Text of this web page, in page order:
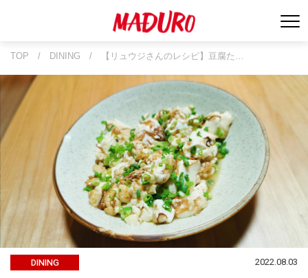
TOP / DINING / 【リュウジさんのレシピ】豆腐た…
DINING 2022.08.03